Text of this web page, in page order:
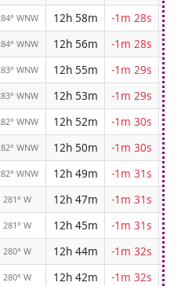
WNW 12h 58m
-1m 28s
WNW 12h 56m
-1m 28s
WNW 12h 55m
-1m 29s
WNW 12h 53m
-1m 29s
WNW 12h 52m
-1m 30s
WNW 12h 50m
-1m 30s
WNW 12h 49m
-1m 31s
281° W 12h 47m
-1m 31s
281° W 12h 45m
-1m 31s
280° W 12h 44m
-1m 32s
280° W 12h 42m -1m 32s